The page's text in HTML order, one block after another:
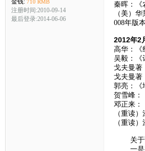
金钱: 710 RMB
注册时间:2010-09-14
最后登录:2014-06-06
秦晖：《
（美）
008年版本
2012年2
高华：《
吴毅：《
戈夫曼著
戈夫曼著
郭亮：《
贺雪峰：
邓正来：
（重读
（重读
关于读
一是想